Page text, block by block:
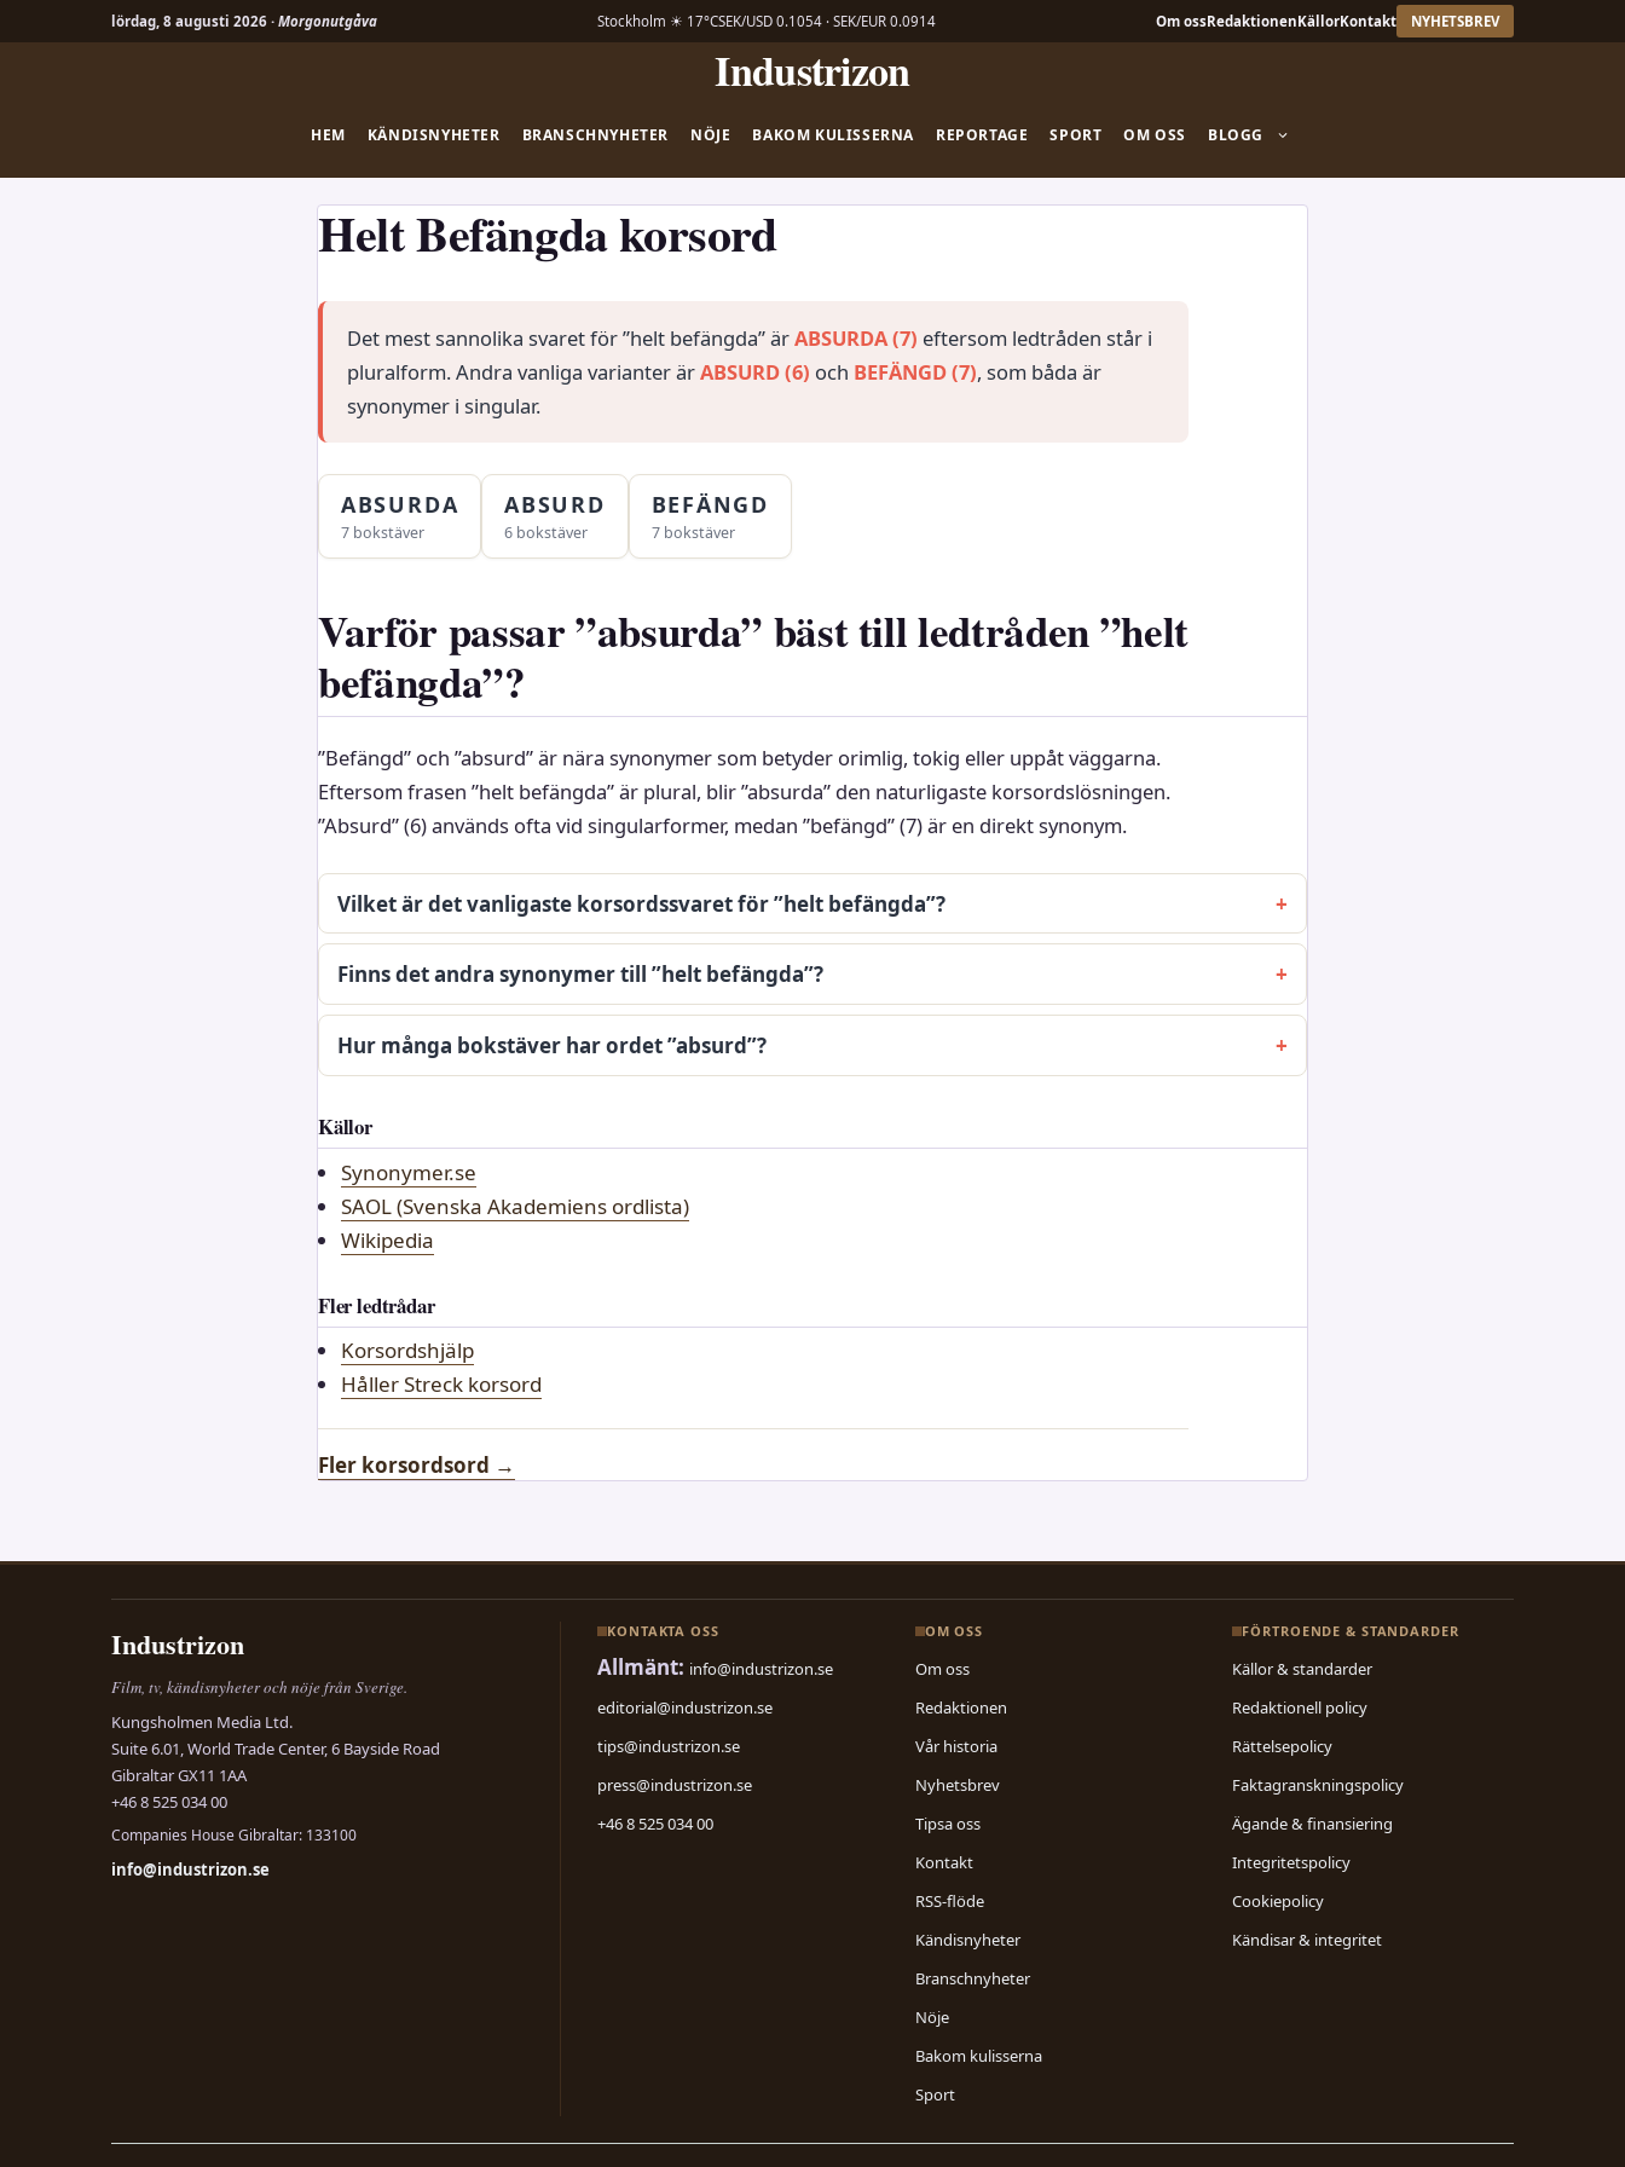
lördag, 8 augusti 2026 · Morgonutgåva Stockholm ☀ 17°CSEK/USD 0.1054 · SEK/EUR 0.0914 Om ossRedaktionenKällorKontakt NYHETSBREV
Industrizon
HEM KÄNDISNYHETER BRANSCHNYHETER NÖJE BAKOM KULISSERNA REPORTAGE SPORT OM OSS BLOGG
Helt Befängda korsord
Det mest sannolika svaret för ”helt befängda” ärABSURDA (7) eftersom ledtråden står i
pluralform. Andra vanliga varianter ärABSURD (6) och BEFÄNGD (7), som båda är
synonymer i singular.
ABSURDA
7 bokstäver
ABSURD
6 bokstäver
BEFÄNGD
7 bokstäver
Varför passar ”absurda” bäst till ledtråden ”helt
befängda”?
”Befängd” och ”absurd” är nära synonymer som betyder orimlig, tokig eller uppåt väggarna.
Eftersom frasen ”helt befängda” är plural, blir ”absurda” den naturligaste korsordslösningen.
”Absurd” (6) används ofta vid singularformer, medan ”befängd” (7) är en direkt synonym.
Vilket är det vanligaste korsordssvaret för ”helt befängda”?
Finns det andra synonymer till ”helt befängda”?
Hur många bokstäver har ordet ”absurd”?
Källor
Synonymer.se
SAOL (Svenska Akademiens ordlista)
Wikipedia
Fler ledtrådar
Korsordshjälp
Håller Streck korsord
Fler korsordsord →
Industrizon
Film, tv, kändisnyheter och nöje från Sverige.
Kungsholmen Media Ltd.
Suite 6.01, World Trade Center, 6 Bayside Road
Gibraltar GX11 1AA
+46 8 525 034 00
Companies House Gibraltar: 133100
info@industrizon.se
KONTAKTA OSS
Allmänt: info@industrizon.se
editorial@industrizon.se
tips@industrizon.se
press@industrizon.se
+46 8 525 034 00
OM OSS
Om oss
Redaktionen
Vår historia
Nyhetsbrev
Tipsa oss
Kontakt
RSS-flöde
Kändisnyheter
Branschnyheter
Nöje
Bakom kulisserna
Sport
FÖRTROENDE & STANDARDER
Källor & standarder
Redaktionell policy
Rättelsepolicy
Faktagranskningspolicy
Ägande & finansiering
Integritetspolicy
Cookiepolicy
Kändisar & integritet